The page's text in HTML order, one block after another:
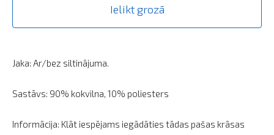
Ielikt grozā
Jaka: Ar/bez siltinājuma.
Sastāvs: 90% kokvilna, 10% poliesters
Informācija: Klāt iespējams iegādāties tādas pašas krāsas